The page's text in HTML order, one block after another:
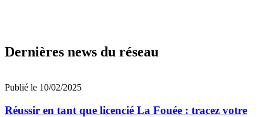
Dernières news du réseau
Publié le 10/02/2025
Réussir en tant que licencié La Fouée : tracez votre